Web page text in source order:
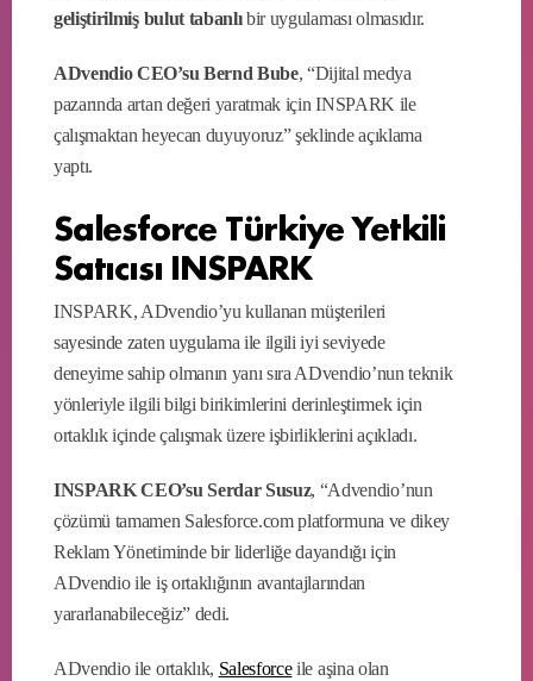
geliştirilmiş bulut tabanlıbir uygulaması olmasıdır.
ADvendio CEO’su Bernd Bube, “Dijital medya
pazarında artan değeri yaratmak için INSPARK ile
çalışmaktan heyecan duyuyoruz” şeklinde açıklama
yaptı.
Salesforce Türkiye Yetkili
Satıcısı INSPARK
INSPARK, ADvendio’yu kullanan müşterileri
sayesinde zaten uygulama ile ilgili iyi seviyede
deneyime sahip olmanın yanı sıra ADvendio’nun teknik
yönleriyle ilgili bilgi birikimlerini derinleştirmek için
ortaklık içinde çalışmak üzere işbirliklerini açıkladı.
INSPARK CEO’su Serdar Susuz, “Advendio’nun
çözümü tamamen Salesforce.com platformuna ve dikey
Reklam Yönetiminde bir liderliğe dayandığı için
ADvendio ile iş ortaklığının avantajlarından
yararlanabileceğiz” dedi.
ADvendio ile ortaklık, Salesforceile aşina olan